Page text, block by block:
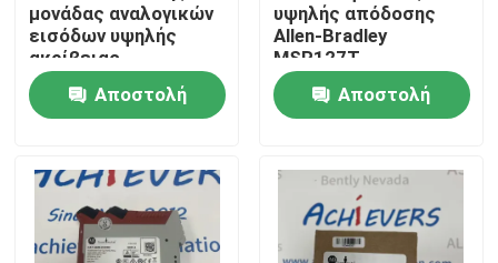
Σπίτι
Σχετικά με εμάς
μονάδας αναλογικών
εισόδων υψηλής
ακρίβειας
Αποστολή
υψηλής απόδοσης
Allen-Bradley
MSR127T
Αποστολή